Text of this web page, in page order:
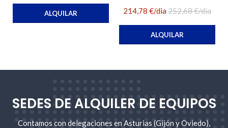
ALQUILAR 214,78 €/dia252,68 €/dia
ALQUILAR
SEDES DE ALQUILER DE EQUIPOS
Contamos con delegaciones en Asturias (Gijón y Oviedo),